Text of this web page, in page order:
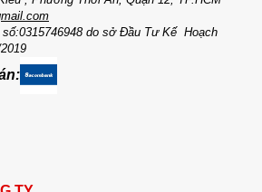
do sở Đầu Tư Kế Hoạch